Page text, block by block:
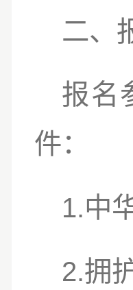
二、
报名
件：
1.中
2.拥